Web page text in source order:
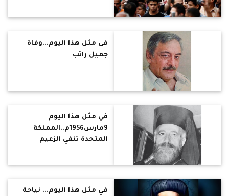
فى مثل هذا اليوم...وفاة
جميل راتب
في مثل هذا اليوم
9مارس1956م..المملكة
المتحدة تنفي الزعيم
في مثل هذا اليوم... نياحة